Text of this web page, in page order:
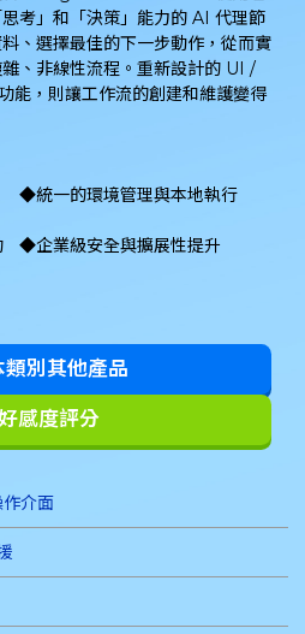
考」和「決策」能力的 AI 代理節
、選擇最佳的下一步動作，從而實
、非線性流程。重新設計的 UI /
能，則讓工作流的創建和維護變得
統一的環境管理與本地執行
企業級安全與擴展性提升
類別其他產品
感度評分
介面